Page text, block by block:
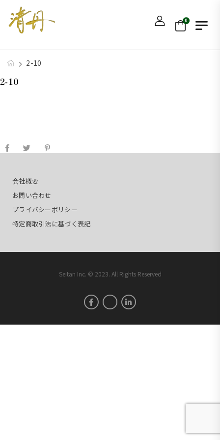
0
2-10
2-10
会社概要
お問い合わせ
プライバシーポリシー
特定商取引法に基づく表記
Seitan Inc. © 2023. All Rights Reserved